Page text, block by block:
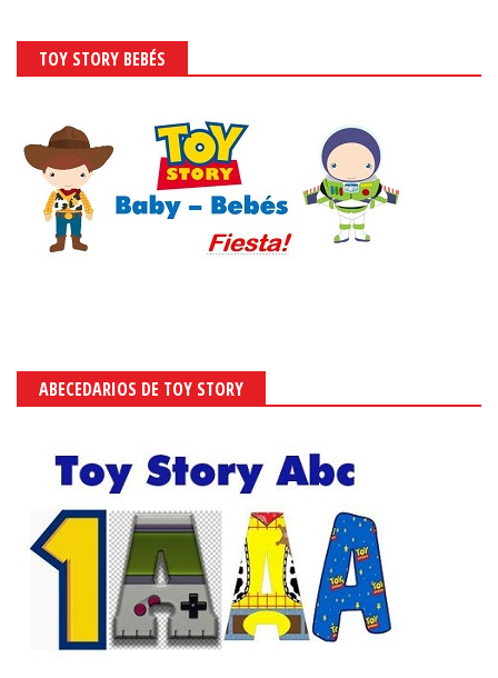
TOY STORY BEBÉS
ABECEDARIOS DE TOY STORY